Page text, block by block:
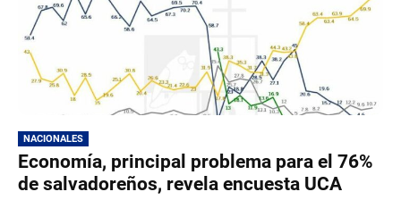
NACIONALES
Economía, principal problema para el 76%
de salvadoreños, revela encuesta UCA